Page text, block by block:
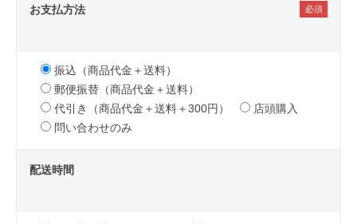
お支払方法
振込（商品代金＋送料）
郵便振替（商品代金＋送料）
代引き（商品代金＋送料＋300円）
店頭購入
問い合わせのみ
配送時間